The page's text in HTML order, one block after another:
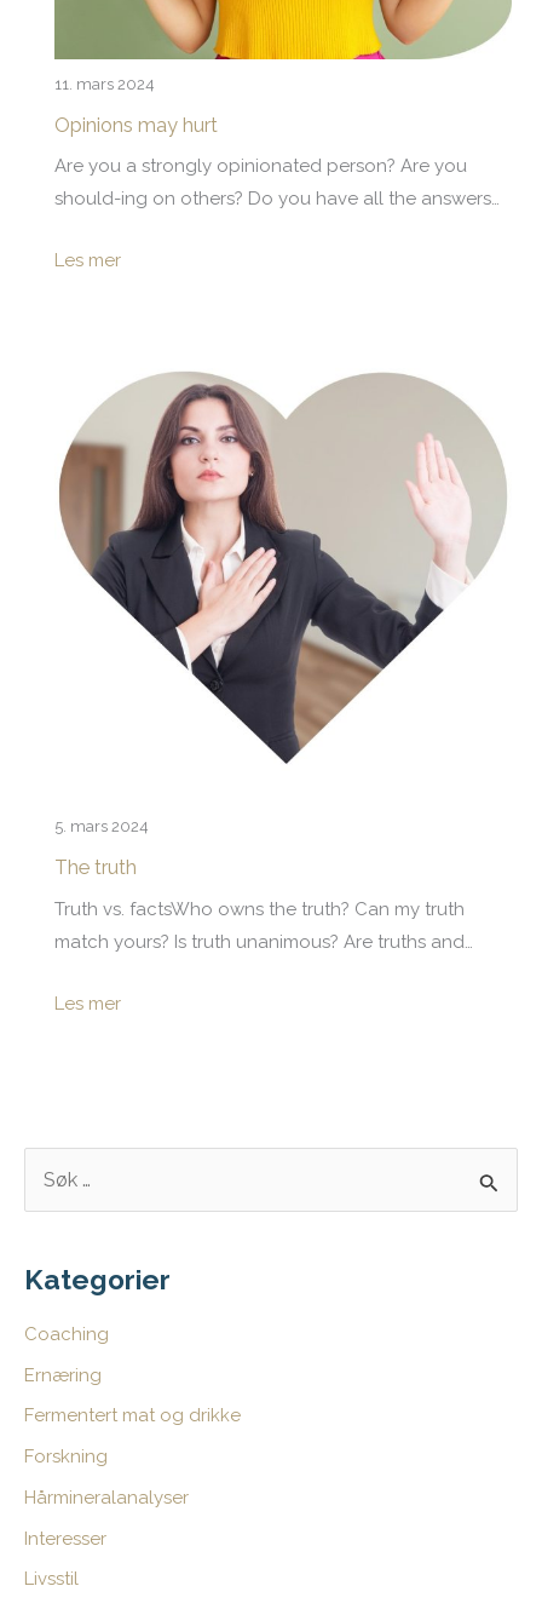
11. mars 2024
Opinions may hurt
Are you a strongly opinionated person? Are you
should-ing on others? Do you have all the answers…
Les mer
5. mars 2024
The truth
Truth vs. factsWho owns the truth? Can my truth
match yours? Is truth unanimous? Are truths and…
Les mer
e
t
e
r
:
Kategorier
Coaching
Ernæring
Fermentert mat og drikke
Forskning
Hårmineralanalyser
Interesser
Livsstil